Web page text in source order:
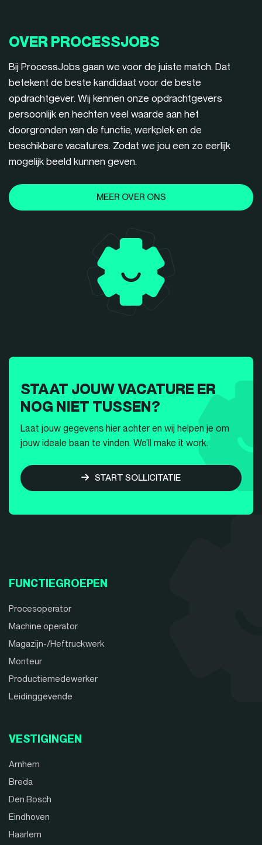
OVER PROCESSJOBS
Bij ProcessJobs gaan we voor de juiste match. Dat
betekent de beste kandidaat voor de beste
opdrachtgever. Wij kennen onze opdrachtgevers
persoonlijk en hechten veel waarde aan het
doorgronden van de functie, werkplek en de
beschikbare vacatures. Zodat we jou een zo eerlijk
mogelijk beeld kunnen geven.
MEER OVER ONS
STAAT JOUW VACATURE ER
NOG NIET TUSSEN?
Laat jouw gegevens hier achter en wij helpen je om
jouw ideale baan te vinden. We’ll make it work.
START SOLLICITATIE
FUNCTIEGROEPEN
Procesoperator
Machine operator
Magazijn-/Heftruckwerk
Monteur
Productiemedewerker
Leidinggevende
VESTIGINGEN
Arnhem
Breda
Den Bosch
Eindhoven
Haarlem